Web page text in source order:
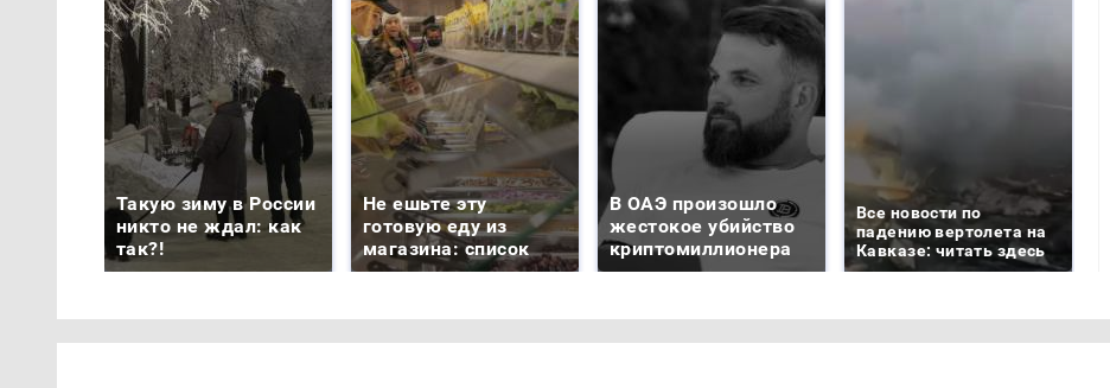
Такую зиму в России
никто не ждал: как
так?!
Не ешьте эту
готовую еду из
магазина: список
В ОАЭ произошло
жестокое убийство
криптомиллионера
Все новости по
падению вертолета на
Кавказе: читать здесь